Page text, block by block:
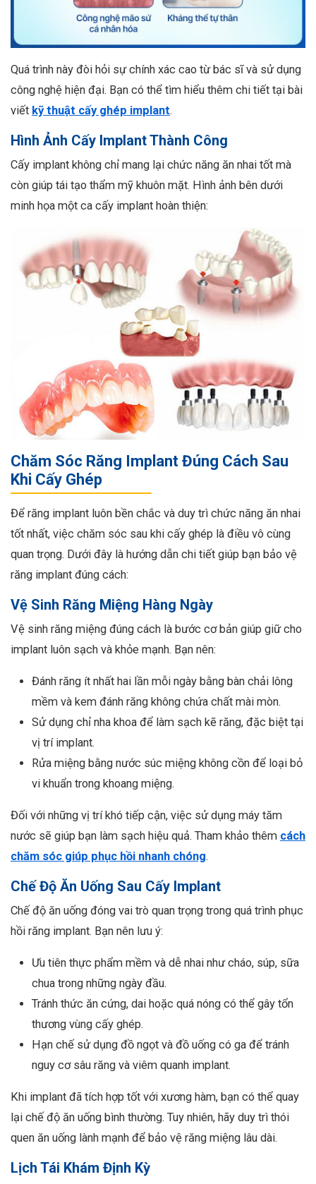
Quá trình này đòi hỏi sự chính xác cao từ bác sĩ và sử dụng
công nghệ hiện đại. Bạn có thể tìm hiểu thêm chi tiết tại bài
viết kỹ thuật cấy ghép implant.
Hình Ảnh Cấy Implant Thành Công
Cấy implant không chỉ mang lại chức năng ăn nhai tốt mà
còn giúp tái tạo thẩm mỹ khuôn mặt. Hình ảnh bên dưới
minh họa một ca cấy implant hoàn thiện:
Chăm Sóc Răng Implant Đúng Cách Sau
Khi Cấy Ghép
Để răng implant luôn bền chắc và duy trì chức năng ăn nhai
tốt nhất, việc chăm sóc sau khi cấy ghép là điều vô cùng
quan trọng. Dưới đây là hướng dẫn chi tiết giúp bạn bảo vệ
răng implant đúng cách:
Vệ Sinh Răng Miệng Hàng Ngày
Vệ sinh răng miệng đúng cách là bước cơ bản giúp giữ cho
implant luôn sạch và khỏe mạnh. Bạn nên:
Đánh răng ít nhất hai lần mỗi ngày bằng bàn chải lông
mềm và kem đánh răng không chứa chất mài mòn.
Sử dụng chỉ nha khoa để làm sạch kẽ răng, đặc biệt tại
vị trí implant.
Rửa miệng bằng nước súc miệng không cồn để loại bỏ
vi khuẩn trong khoang miệng.
Đối với những vị trí khó tiếp cận, việc sử dụng máy tăm
nước sẽ giúp bạn làm sạch hiệu quả. Tham khảo thêm cách
chăm sóc giúp phục hồi nhanh chóng.
Chế Độ Ăn Uống Sau Cấy Implant
Chế độ ăn uống đóng vai trò quan trọng trong quá trình phục
hồi răng implant. Bạn nên lưu ý:
Ưu tiên thực phẩm mềm và dễ nhai như cháo, súp, sữa
chua trong những ngày đầu.
Tránh thức ăn cứng, dai hoặc quá nóng có thể gây tổn
thương vùng cấy ghép.
Hạn chế sử dụng đồ ngọt và đồ uống có ga để tránh
nguy cơ sâu răng và viêm quanh implant.
Khi implant đã tích hợp tốt với xương hàm, bạn có thể quay
lại chế độ ăn uống bình thường. Tuy nhiên, hãy duy trì thói
quen ăn uống lành mạnh để bảo vệ răng miệng lâu dài.
Lịch Tái Khám Định Kỳ